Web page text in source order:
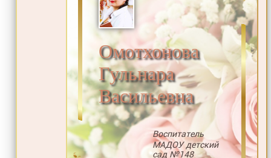
Омотхонова
Гульнара
Васильевна
Воспитатель
МАДОУ детский
сад №148